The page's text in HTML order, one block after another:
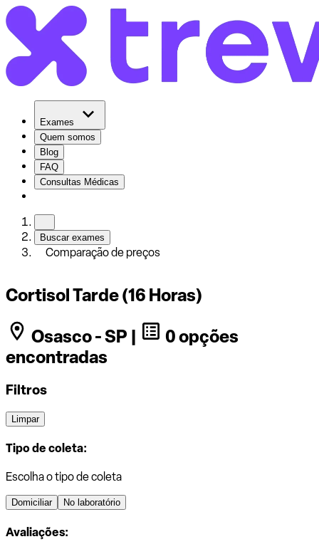
Exames
Quem somos
Blog
FAQ
Consultas Médicas
Buscar exames
Comparação de preços
Cortisol Tarde (16 Horas)
Osasco - SP |
0 opções
encontradas
Filtros
Limpar
Tipo de coleta:
Escolha o tipo de coleta
Domiciliar No laboratório
Avaliações: